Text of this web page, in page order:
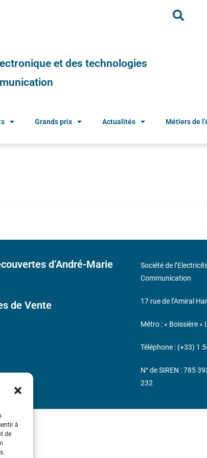
à
de
et des technologies
Grands prix Actualités Métiers de
d’André-Marie
de Vente
Société de
Communication
17 rue de l’Amiral
Métro : « Boissière »
Téléphone : (+33) 1
N° de SIREN : 785
232